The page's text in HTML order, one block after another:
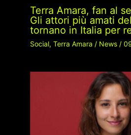
Terra Amara, fan al
Gli attori più amati
tornano in Italia per
Social, Terra Amara / News/